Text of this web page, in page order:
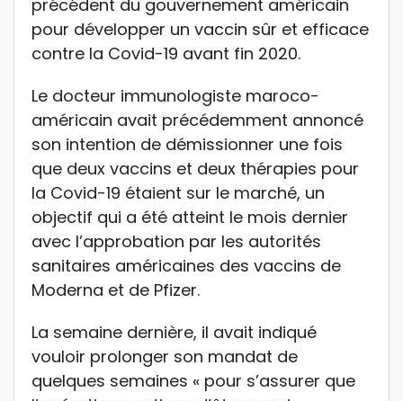
précédent du gouvernement américain
pour développer un vaccin sûr et efficace
contre la Covid-19 avant fin 2020.
Le docteur immunologiste maroco-
américain avait précédemment annoncé
son intention de démissionner une fois
que deux vaccins et deux thérapies pour
la Covid-19 étaient sur le marché, un
objectif qui a été atteint le mois dernier
avec l’approbation par les autorités
sanitaires américaines des vaccins de
Moderna et de Pfizer.
La semaine dernière, il avait indiqué
vouloir prolonger son mandat de
quelques semaines « pour s’assurer que